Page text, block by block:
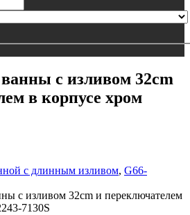
с изливом 32cm
в корпусе хром
с длинным изливом, G66-
с изливом 32cm и переключателем
7130S